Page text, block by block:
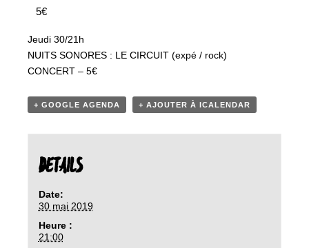
5€
Jeudi 30/21h
NUITS SONORES : LE CIRCUIT (expé / rock)
CONCERT – 5€
+ GOOGLE AGENDA + AJOUTER À ICALENDAR
DETAILS
Date:
30 mai 2019
Heure :
21:00